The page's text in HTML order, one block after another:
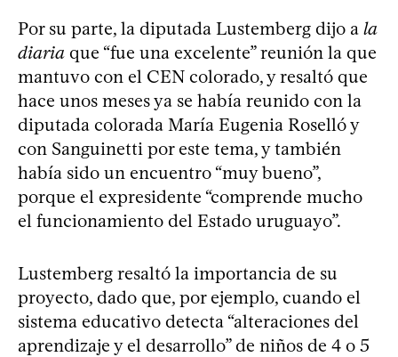
Por su parte, la diputada Lustemberg dijo a la
diaria que “fue una excelente” reunión la que
mantuvo con el CEN colorado, y resaltó que
hace unos meses ya se había reunido con la
diputada colorada María Eugenia Roselló y
con Sanguinetti por este tema, y también
había sido un encuentro “muy bueno”,
porque el expresidente “comprende mucho
el funcionamiento del Estado uruguayo”.
Lustemberg resaltó la importancia de su
proyecto, dado que, por ejemplo, cuando el
sistema educativo detecta “alteraciones del
aprendizaje y el desarrollo” de niños de 4 o 5